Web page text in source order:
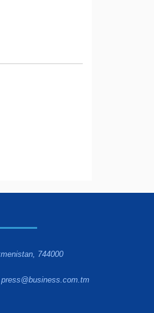
744000